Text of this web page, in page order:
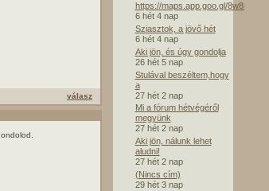
válasz
https://maps.app.goo.gl/8w8mE
6 hét 4 nap
Sziasztok, a jövő hét
6 hét 4 nap
Aki jön, és úgy gondolja
26 hét 5 nap
Stulával beszéltem,hogy
a
27 hét 2 nap
Mi a fórum hétvégéről
megyünk
27 hét 2 nap
Aki jön, nálunk lehet
aludni!
27 hét 2 nap
(Nincs cím)
29 hét 3 nap